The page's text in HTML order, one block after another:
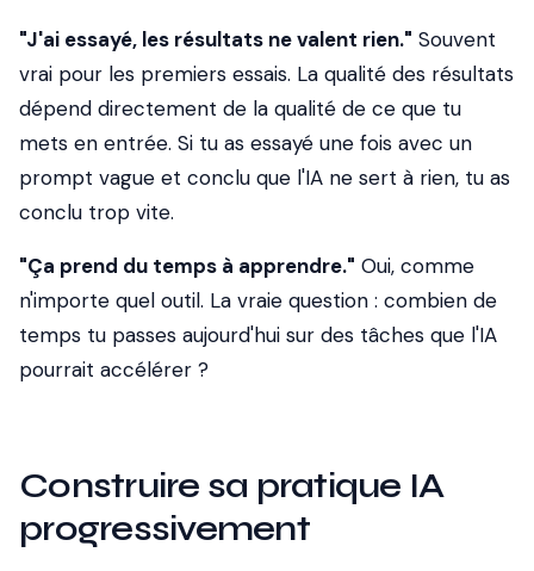
"J'ai essayé, les résultats ne valent rien." Souvent
vrai pour les premiers essais. La qualité des résultats
dépend directement de la qualité de ce que tu
mets en entrée. Si tu as essayé une fois avec un
prompt vague et conclu que l'IA ne sert à rien, tu as
conclu trop vite.
"Ça prend du temps à apprendre." Oui, comme
n'importe quel outil. La vraie question : combien de
temps tu passes aujourd'hui sur des tâches que l'IA
pourrait accélérer ?
Construire sa pratique IA
progressivement